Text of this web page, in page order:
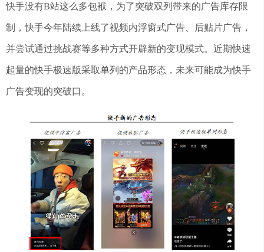
快手没有B站这么多包袱，为了突破双列带来的广告库存限
制，快手今年陆续上线了视频内浮窗式广告、后贴片广告，
并尝试通过挑战赛等多种方式开辟新的变现模式。近期快速
起量的快手极速版采取单列的产品形态，未来可能成为快手
广告变现的突破口。